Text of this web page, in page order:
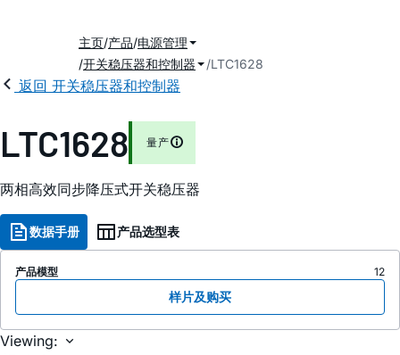
主页 产品 电源管理
开关稳压器和控制器
LTC1628
返回 开关稳压器和控制器
LTC1628 量产
两相高效同步降压式开关稳压器
数据手册 产品选型表
产品模型 12
样片及购买
Viewing: